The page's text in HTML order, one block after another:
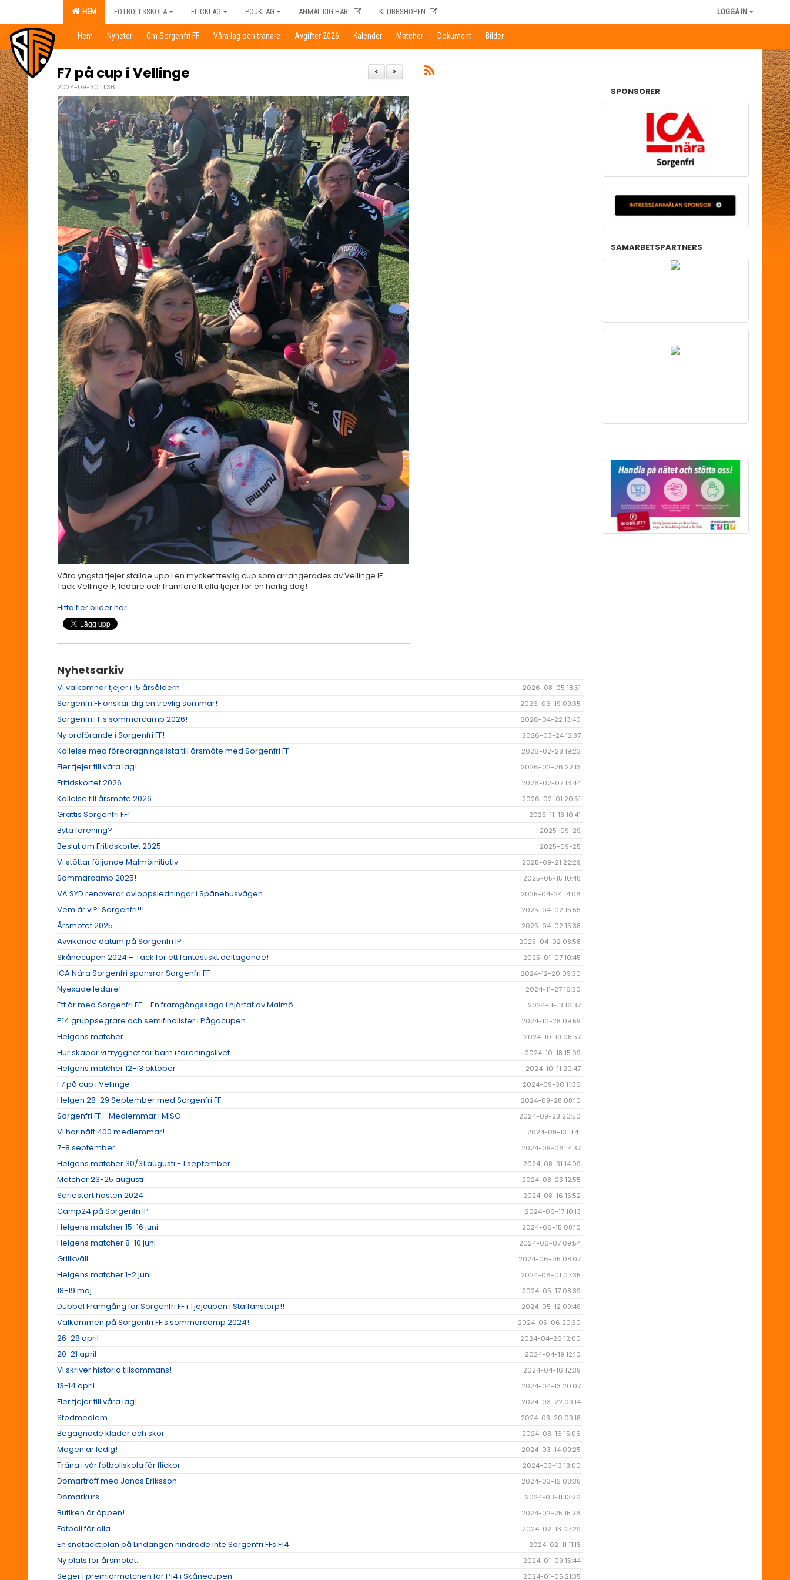
HEM FOTBOLLSSKOLA FLICKLAG POJKLAG ANMÄL DIG HÄR! KLUBBSHOPEN LOGGA IN
Hem Nyheter Om Sorgenfri FF Våra lag och tränare Avgifter 2026 Kalender Matcher Dokument Bilder
>
<
F7 på cup i Vellinge
2024-09-30 11:36
Våra yngsta tjejer ställde upp i en mycket trevlig cup som arrangerades av Vellinge IF.
Tack Vellinge IF, ledare och framförallt alla tjejer för en härlig dag!
Hitta fler bilder här
Nyhetsarkiv
Vi välkomnar tjejer i 15 årsåldern 2026-08-05 18:51
Sorgenfri FF önskar dig en trevlig sommar! 2026-06-19 09:35
Sorgenfri FF:s sommarcamp 2026! 2026-04-22 13:40
Ny ordförande i Sorgenfri FF! 2026-03-24 12:37
Kallelse med föredragningslista till årsmöte med Sorgenfri FF 2026-02-28 19:23
Fler tjejer till våra lag! 2026-02-26 22:13
Fritidskortet 2026 2026-02-07 13:44
Kallelse till årsmöte 2026 2026-02-01 20:51
Grattis Sorgenfri FF! 2025-11-13 10:41
Byta förening? 2025-09-29
Beslut om Fritidskortet 2025 2025-09-25
Vi stöttar följande Malmöinitiativ 2025-09-21 22:29
Sommarcamp 2025! 2025-05-15 10:48
VA SYD renoverar avloppsledningar i Spånehusvägen 2025-04-24 14:06
Vem är vi?! Sorgenfri!!! 2025-04-02 15:55
Årsmötet 2025 2025-04-02 15:38
Avvikande datum på Sorgenfri IP 2025-04-02 08:58
Skånecupen 2024 – Tack för ett fantastiskt deltagande! 2025-01-07 10:45
ICA Nära Sorgenfri sponsrar Sorgenfri FF 2024-12-20 09:30
Nyexade ledare! 2024-11-27 16:30
Ett år med Sorgenfri FF – En framgångssaga i hjärtat av Malmö 2024-11-13 16:37
P14 gruppsegrare och semifinalister i Pågacupen 2024-10-28 09:59
Helgens matcher 2024-10-19 08:57
Hur skapar vi trygghet för barn i föreningslivet 2024-10-18 15:09
Helgens matcher 12-13 oktober 2024-10-11 20:47
F7 på cup i Vellinge 2024-09-30 11:36
Helgen 28-29 September med Sorgenfri FF 2024-09-28 08:10
Sorgenfri FF - Medlemmar i MISO 2024-09-23 20:50
Vi har nått 400 medlemmar! 2024-09-13 11:41
7-8 september 2024-09-06 14:37
Helgens matcher 30/31 augusti - 1 september 2024-08-31 14:09
Matcher 23-25 augusti 2024-08-23 12:55
Seriestart hösten 2024 2024-08-16 15:52
Camp24 på Sorgenfri IP 2024-06-17 10:13
Helgens matcher 15-16 juni 2024-06-15 08:10
Helgens matcher 8-10 juni 2024-06-07 09:54
Grillkväll 2024-06-05 08:07
Helgens matcher 1-2 juni 2024-06-01 07:35
18-19 maj 2024-05-17 08:39
Dubbel Framgång för Sorgenfri FF i Tjejcupen i Staffanstorp!! 2024-05-12 09:49
Välkommen på Sorgenfri FF:s sommarcamp 2024! 2024-05-06 20:50
26-28 april 2024-04-26 12:00
20-21 april 2024-04-19 12:10
Vi skriver historia tillsammans! 2024-04-16 12:39
13-14 april 2024-04-13 20:07
Fler tjejer till våra lag! 2024-03-22 09:14
Stödmedlem 2024-03-20 09:18
Begagnade kläder och skor 2024-03-16 15:06
Magen är ledig! 2024-03-14 09:25
Träna i vår fotbollskola för flickor 2024-03-13 18:00
Domarträff med Jonas Eriksson 2024-03-12 08:38
Domarkurs 2024-03-11 13:26
Butiken är öppen! 2024-02-25 15:26
Fotboll för alla 2024-02-13 07:29
En snötäckt plan på Lindängen hindrade inte Sorgenfri FFs F14 2024-02-11 11:13
Ny plats för årsmötet. 2024-01-09 15:44
Seger i premiärmatchen för P14 i Skånecupen 2024-01-05 21:35
SPONSORER
SAMARBETSPARTNERS